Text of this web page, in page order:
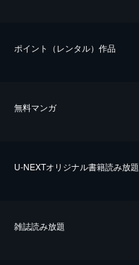
ポイント（レンタル）作品
無料マンガ
U-NEXTオリジナル書籍読み放題
雑誌読み放題